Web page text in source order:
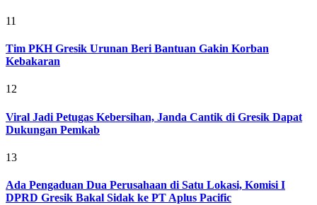
11
Tim PKH Gresik Urunan Beri Bantuan Gakin Korban
Kebakaran
12
Viral Jadi Petugas Kebersihan, Janda Cantik di Gresik Dapat
Dukungan Pemkab
13
Ada Pengaduan Dua Perusahaan di Satu Lokasi, Komisi I
DPRD Gresik Bakal Sidak ke PT Aplus Pacific